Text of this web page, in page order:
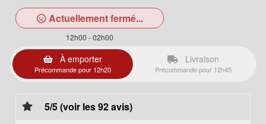
Actuellement fermé...
12h00 - 02h00
À emporter
Précommande pour 12h20
Livraison
Précommande pour 12h45
5/5 (voir les 92 avis)